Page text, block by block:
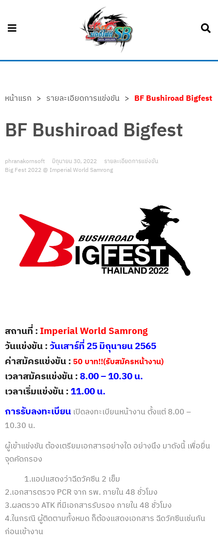
หน้าแรก > รายละเอียดการแข่งขัน > BF Bushiroad Bigfest
BF Bushiroad Bigfest
phranakornsoft มิถุนายน 30, 2022
รายละเอียดการแข่งขัน
Big Fest 2022 @ Imperial World Samrong
สถานที่ :Imperial World Samrong
วันแข่งขัน :วันเสาร์ที่ 25 มิถุนายน2565
ค่าสมัครแข่งขัน : 50บาท!!(รับสมัครหน้างาน)
เวลาสมัครแข่งขัน :8.00 – 10.30น.
เวลาเริ่มแข่งขัน :11.00น.
การรับลงทะเบียน เปิดลงทะเบียนหน้างาน ตั้งแต่ 8.00 –
10.30 น.
ผู้เข้าแข่งขัน ต้องเตรียมเอกสารอย่างใด อย่างนึง มาดังนี้ เพื่อยื่น
จุดคัดกรอง
1.แอปแสดงว่าฉีดวัคซีน 2 เข็ม
2.เอกสารตรวจPCRจาก รพ. ภายใน48 ชั่วโมง
3.ผลตรวจATKที่มีเอกสารรับรอง ภายใน 48 ชั่วโมง
4.ในกรณี ผู้ติดตามทั้งหมด ก็ต้องแสดงเอกสาร ฉีดวัคซีนเช่นกัน
ก่อนเข้างาน